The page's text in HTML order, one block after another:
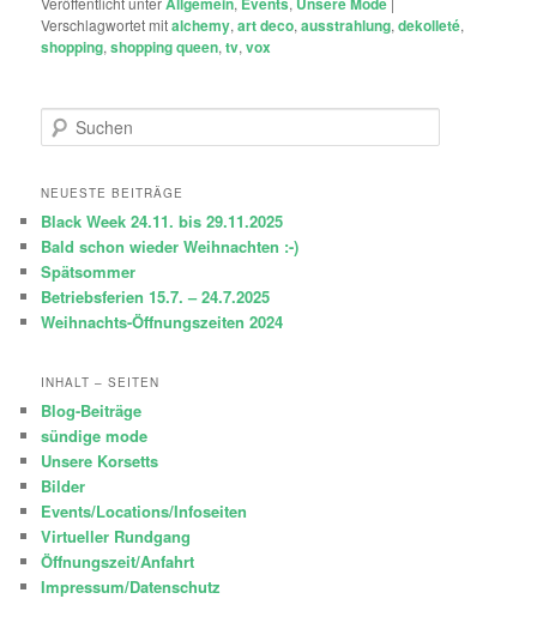
Verschlagwortet mitalchemy,art deco,ausstrahlung,dekolleté,
shopping,shopping queen,tv,vox
u
h
n
NEUESTE BEITRÄGE
Black Week 24.11. bis 29.11.2025
Bald schon wieder Weihnachten :-)
Spätsommer
Betriebsferien 15.7. – 24.7.2025
Weihnachts-Öffnungszeiten 2024
INHALT – SEITEN
Blog-Beiträge
sündige mode
Unsere Korsetts
Bilder
Events/Locations/Infoseiten
Virtueller Rundgang
Öffnungszeit/Anfahrt
Impressum/Datenschutz